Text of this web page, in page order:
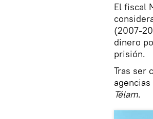
El fiscal
(2007-
dinero
prisión.
Tras ser
Télam.